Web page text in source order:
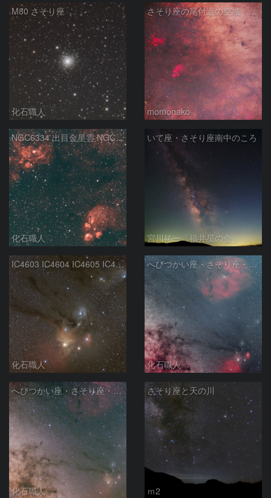
M80 さそり座
化石職人
さそり座の尾付近の空域 260718
momonako
NGC6334 出目金星雲 NGC6357 彼岸花星雲 さそり座
化石職人
いて座・さそり座南中のころ
宮川祐一「福井星の会」
IC4603 IC4604 IC4605 IC4606 Sh2-9 IC4592 カラフルタウン 青い馬頭星雲 さそり座
化石職人
へびつかい座・さそり座・いて座と天の川
化石職人
へびつかい座・さそり座・いて座と天の川
化石職人
さそり座と天の川
ｍ2